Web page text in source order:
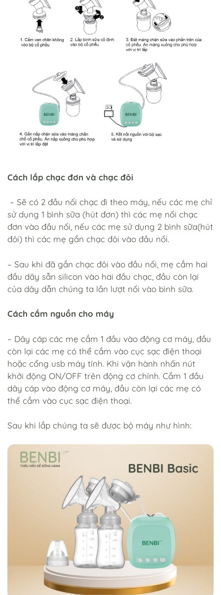
Cách lắp chạc đơn và chạc đôi
– Sẽ có 2 đầu nối chạc đi theo máy, nếu các mẹ chỉ
sử dụng 1 bình sữa (hút đơn) thì các mẹ nối chạc
đơn vào đầu nối, nếu các mẹ sử dụng 2 bình sữa(hút
đôi) thì các mẹ gắn chạc đôi vào đầu nối.
– Sau khi đã gắn chạc đôi vào đầu nối, mẹ cắm hai
đầu dây sẫn silicon vào hai đầu chạc, đầu còn lại
của dây dẫn chúng ta lần lượt nối vào bình sữa.
Cách cắm nguồn cho máy
– Dây cáp các mẹ cắm 1 đầu vào động cơ máy, đầu
còn lại các mẹ có thể cắm vào cục sạc điện thoại
hoặc cổng usb máy tính. Khi vận hành nhấn nút
khởi động ON/OFF trên động cơ chính. Cắm 1 đầu
dây cáp vào động cơ máy, đầu còn lại các mẹ có
thể cắm vào cục sạc điện thoại.
Sau khi lắp chúng ta sẽ được bộ máy như hình: